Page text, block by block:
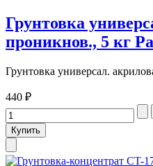
Грунтовка
проникнов., 5 кг
Грунтовка универсал.
440 ₽